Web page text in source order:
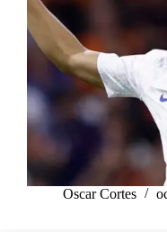
Oscar Cortes